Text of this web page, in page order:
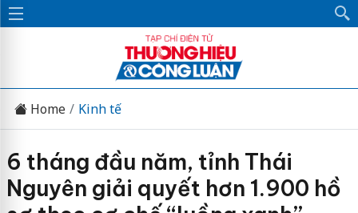
Home Kinh tế
6 tháng đầu năm, tỉnh Thái
Nguyên giải quyết hơn 1.900 hồ